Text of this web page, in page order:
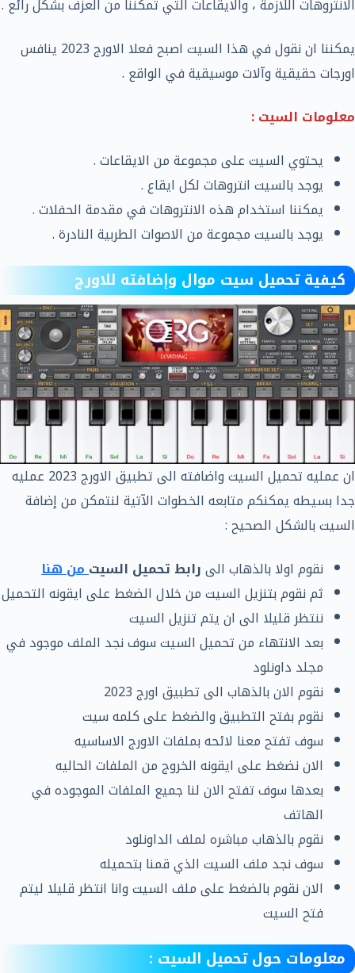
يمكننا ان نقول في هذا السيت اصبح فعلا الاورج 2023 ينافس
اورجات حقيقية وآلات موسيقية في الواقع .
معلومات السيت :
يحتوي السيت على مجموعة من الايقاعات .
يوجد بالسيت انتروهات لكل ايقاع .
يمكننا استخدام هذه الانتروهات في مقدمة الحفلات .
يوجد بالسيت مجموعة من الاصوات الطربية النادرة .
كيفية تحميل سيت موال وإضافته للاورج
ان عمليه تحميل السيت واضافته الى تطبيق الاورج 2023 عمليه
جدا بسيطه يمكنكم متابعه الخطوات الآتية لنتمكن من إضافة
السيت بالشكل الصحيح :
نقوم اولا بالذهاب الىرابط تحميل السيتمن هنا
ثم نقوم بتنزيل السيت من خلال الضغط على ايقونه التحميل
ننتظر قليلا الى ان يتم تنزيل السيت
بعد الانتهاء من تحميل السيت سوف نجد الملف موجود في
مجلد داونلود
نقوم الان بالذهاب الى تطبيق اورج 2023
نقوم بفتح التطبيق والضغط على كلمه سيت
سوف تفتح معنا لائحه بملفات الاورج الاساسيه
الان نضغط على ايقونه الخروج من الملفات الحاليه
بعدها سوف تفتح الان لنا جميع الملفات الموجوده في
الهاتف
نقوم بالذهاب مباشره لملف الداونلود
سوف نجد ملف السيت الذي قمنا بتحميله
الان نقوم بالضغط على ملف السيت وانا انتظر قليلا ليتم
فتح السيت
معلومات حول تحميل السيت :